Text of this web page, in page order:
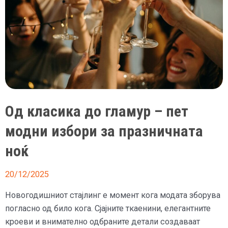
Од класика до гламур – пет
модни избори за празничната
ноќ
20/12/2025
Новогодишниот стајлинг е момент кога модата зборува
погласно од било кога. Сјајните ткаенини, елегантните
кроеви и внимателно одбраните детали создаваат